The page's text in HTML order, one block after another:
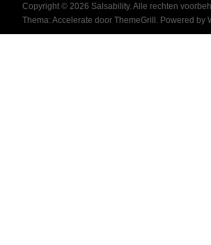
Copyright © 2026 Salsability. Alle rechten
Thema:Accelerate door ThemeGrill. Powered by